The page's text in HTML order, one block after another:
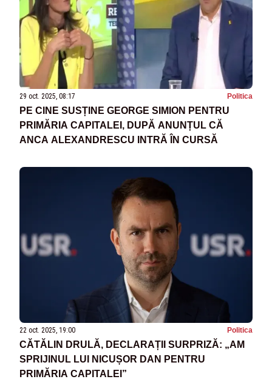
29 oct. 2025, 08:17 Politica
PE CINE SUSȚINE GEORGE SIMION PENTRU
PRIMĂRIA CAPITALEI, DUPĂ ANUNȚUL CĂ
ANCA ALEXANDRESCU INTRĂ ÎN CURSĂ
22 oct. 2025, 19:00 Politica
CĂTĂLIN DRULĂ, DECLARAȚII SURPRIZĂ: „AM
SPRIJINUL LUI NICUȘOR DAN PENTRU
PRIMĂRIA CAPITALEI”